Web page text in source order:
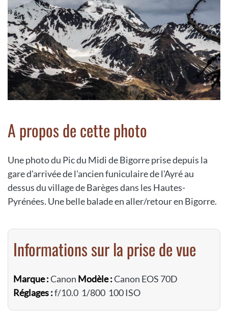
A propos de cette photo
Une photo du Pic du Midi de Bigorre prise depuis la
gare d'arrivée de l'ancien funiculaire de l'Ayré au
dessus du village de Barèges dans les Hautes-
Pyrénées. Une belle balade en aller/retour en Bigorre.
Informations sur la prise de vue
Marque :Canon Modèle :Canon EOS 70D
Réglages :f/10.0 1/800 100 ISO